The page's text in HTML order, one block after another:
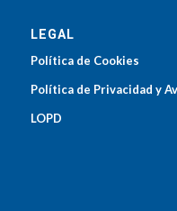
LEGAL
Política de Cookies
Política de Privacidad y
LOPD